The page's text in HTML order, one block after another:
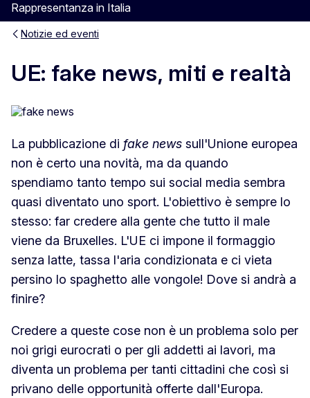
Rappresentanza in Italia
Notizie ed eventi
UE: fake news, miti e realtà
La pubblicazione di fake news sull'Unione europea
non è certo una novità, ma da quando
spendiamo tanto tempo sui social media sembra
quasi diventato uno sport. L'obiettivo è sempre lo
stesso: far credere alla gente che tutto il male
viene da Bruxelles. L'UE ci impone il formaggio
senza latte, tassa l'aria condizionata e ci vieta
persino lo spaghetto alle vongole! Dove si andrà a
finire?
Credere a queste cose non è un problema solo per
noi grigi eurocrati o per gli addetti ai lavori, ma
diventa un problema per tanti cittadini che così si
privano delle opportunità offerte dall'Europa.